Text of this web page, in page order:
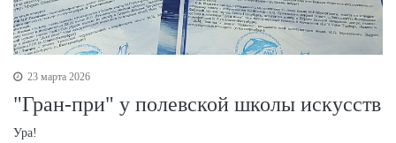
23 марта 2026
"Гран-при" у полевской школы искусств
Ура!